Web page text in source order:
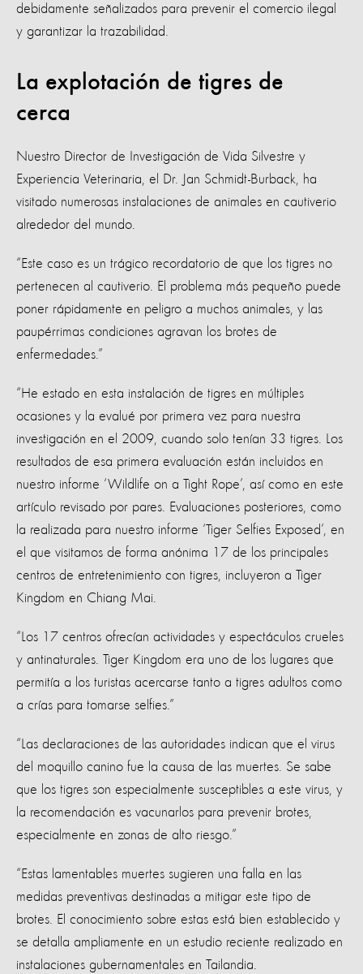
debidamente señalizados para prevenir el comercio ilegal
y garantizar la trazabilidad.
La explotación de tigres de
cerca
Nuestro Director de Investigación de Vida Silvestre y
Experiencia Veterinaria, el Dr. Jan Schmidt-Burback, ha
visitado numerosas instalaciones de animales en cautiverio
alrededor del mundo.
“Este caso es un trágico recordatorio de que los tigres no
pertenecen al cautiverio. El problema más pequeño puede
poner rápidamente en peligro a muchos animales, y las
paupérrimas condiciones agravan los brotes de
enfermedades.”
“He estado en esta instalación de tigres en múltiples
ocasiones y la evalué por primera vez para nuestra
investigación en el 2009, cuando solo tenían 33 tigres. Los
resultados de esa primera evaluación están incluidos en
nuestro informe ‘Wildlife on a Tight Rope’, así como en este
artículo revisado por pares. Evaluaciones posteriores, como
la realizada para nuestro informe ‘Tiger Selfies Exposed’, en
el que visitamos de forma anónima 17 de los principales
centros de entretenimiento con tigres, incluyeron a Tiger
Kingdom en Chiang Mai.
“Los 17 centros ofrecían actividades y espectáculos crueles
y antinaturales. Tiger Kingdom era uno de los lugares que
permitía a los turistas acercarse tanto a tigres adultos como
a crías para tomarse selfies.”
“Las declaraciones de las autoridades indican que el virus
del moquillo canino fue la causa de las muertes. Se sabe
que los tigres son especialmente susceptibles a este virus, y
la recomendación es vacunarlos para prevenir brotes,
especialmente en zonas de alto riesgo.”
“Estas lamentables muertes sugieren una falla en las
medidas preventivas destinadas a mitigar este tipo de
brotes. El conocimiento sobre estas está bien establecido y
se detalla ampliamente en un estudio reciente realizado en
instalaciones gubernamentales en Tailandia.